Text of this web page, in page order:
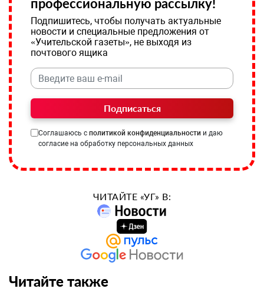
профессиональную рассылку!
Подпишитесь, чтобы получать актуальные
новости и специальные предложения от
«Учительской газеты», не выходя из
почтового ящика
Подписаться
Соглашаюсь с политикой конфиденциальности и даю
согласие на обработку персональных данных
ЧИТАЙТЕ «УГ» В:
Читайте также